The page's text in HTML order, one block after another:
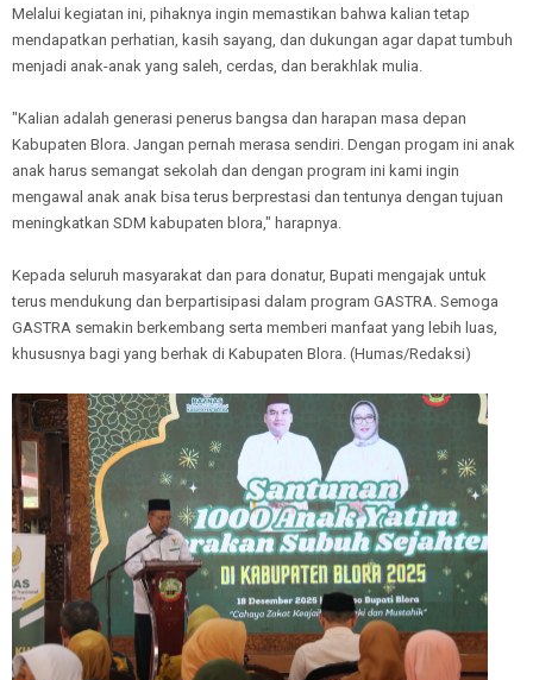
Melalui kegiatan ini, pihaknya ingin memastikan bahwa kalian tetap
mendapatkan perhatian, kasih sayang, dan dukungan agar dapat tumbuh
menjadi anak-anak yang saleh, cerdas, dan berakhlak mulia.
"Kalian adalah generasi penerus bangsa dan harapan masa depan
Kabupaten Blora. Jangan pernah merasa sendiri. Dengan progam ini anak
anak harus semangat sekolah dan dengan program ini kami ingin
mengawal anak anak bisa terus berprestasi dan tentunya dengan tujuan
meningkatkan SDM kabupaten blora," harapnya.
Kepada seluruh masyarakat dan para donatur, Bupati mengajak untuk
terus mendukung dan berpartisipasi dalam program GASTRA. Semoga
GASTRA semakin berkembang serta memberi manfaat yang lebih luas,
khususnya bagi yang berhak di Kabupaten Blora. (Humas/Redaksi)